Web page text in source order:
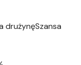
drużynęSzansa